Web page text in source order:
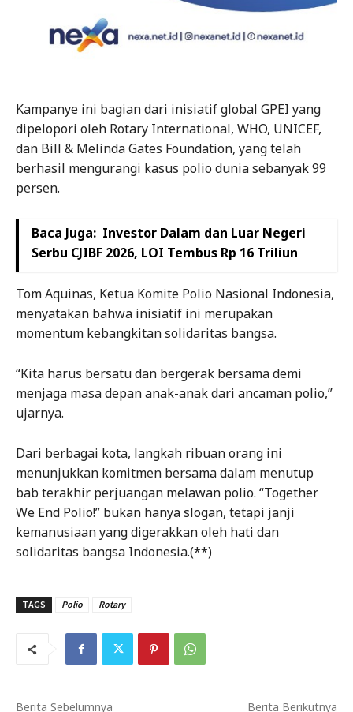
Kampanye ini bagian dari inisiatif global GPEI yang
dipelopori oleh Rotary International, WHO, UNICEF,
dan Bill & Melinda Gates Foundation, yang telah
berhasil mengurangi kasus polio dunia sebanyak 99
persen.
Baca Juga: Investor Dalam dan Luar Negeri
Serbu CJIBF 2026, LOI Tembus Rp 16 Triliun
Tom Aquinas, Ketua Komite Polio Nasional Indonesia,
menyatakan bahwa inisiatif ini merupakan
momentum kebangkitan solidaritas bangsa.
“Kita harus bersatu dan bergerak bersama demi
menjaga masa depan anak-anak dari ancaman polio,”
ujarnya.
Dari berbagai kota, langkah ribuan orang ini
menunjukkan komitmen bersama dalam menutup
bab terakhir perjuangan melawan polio. “Together
We End Polio!” bukan hanya slogan, tetapi janji
kemanusiaan yang digerakkan oleh hati dan
solidaritas bangsa Indonesia.(**)
TAGS Polio Rotary
Berita Sebelumnya Berita Berikutnya